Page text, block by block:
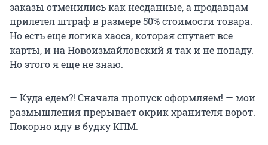
заказы отменились как несданные, а продавцам
прилетел штраф в размере 50% стоимости товара.
Но есть еще логика хаоса, которая спутает все
карты, и на Новоизмайловский я так и не попаду.
Но этого я еще не знаю.
— Куда едем?! Сначала пропуск оформляем! — мои
размышления прерывает окрик хранителя ворот.
Покорно иду в будку КПМ.